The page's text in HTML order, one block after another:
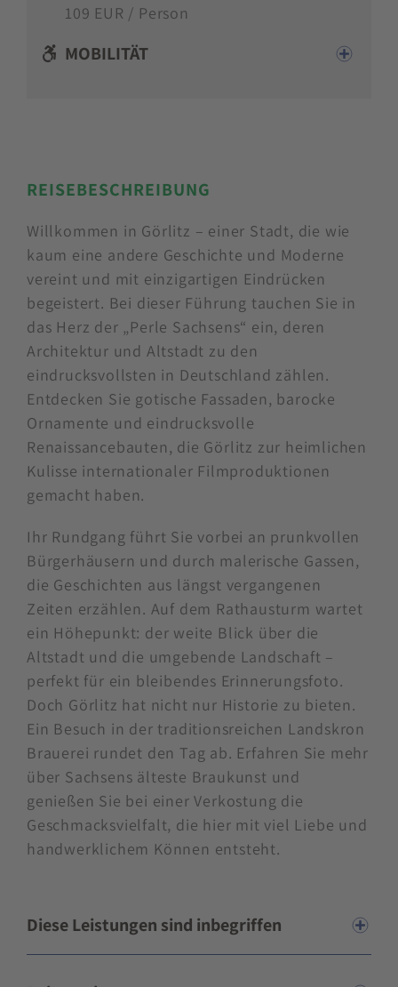
REISEBESCHREIBUNG
Willkommen in Görlitz – einer Stadt, die wie
kaum eine andere Geschichte und Moderne
vereint und mit einzigartigen Eindrücken
begeistert. Bei dieser Führung tauchen Sie in
das Herz der „Perle Sachsens“ ein, deren
Architektur und Altstadt zu den
eindrucksvollsten in Deutschland zählen.
Entdecken Sie gotische Fassaden, barocke
Ornamente und eindrucksvolle
Renaissancebauten, die Görlitz zur heimlichen
Kulisse internationaler Filmproduktionen
gemacht haben.
Ihr Rundgang führt Sie vorbei an prunkvollen
Bürgerhäusern und durch malerische Gassen,
die Geschichten aus längst vergangenen
Zeiten erzählen. Auf dem Rathausturm wartet
ein Höhepunkt: der weite Blick über die
Altstadt und die umgebende Landschaft –
perfekt für ein bleibendes Erinnerungsfoto.
Doch Görlitz hat nicht nur Historie zu bieten.
Ein Besuch in der traditionsreichen Landskron
Brauerei rundet den Tag ab. Erfahren Sie mehr
über Sachsens älteste Braukunst und
genießen Sie bei einer Verkostung die
Geschmacksvielfalt, die hier mit viel Liebe und
handwerklichem Können entsteht.
Diese Leistungen sind inbegriffen
109 EUR / Person
MOBILITÄT